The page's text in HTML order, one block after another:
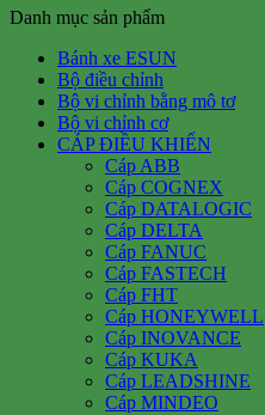
Danh mục sản phẩm
Bánh xe ESUN
Bộ điều chỉnh
Bộ vi chỉnh bằng mô tơ
Bộ vi chỉnh cơ
CÁP ĐIỀU KHIỂN
Cáp ABB
Cáp COGNEX
Cáp DATALOGIC
Cáp DELTA
Cáp FANUC
Cáp FASTECH
Cáp FHT
Cáp HONEYWELL
Cáp INOVANCE
Cáp KUKA
Cáp LEADSHINE
Cáp MINDEO